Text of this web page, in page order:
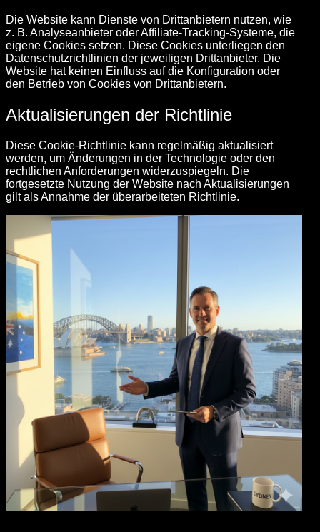
Die Website kann Dienste von Drittanbietern nutzen, wie
z. B. Analyseanbieter oder Affiliate-Tracking-Systeme, die
eigene Cookies setzen. Diese Cookies unterliegen den
Datenschutzrichtlinien der jeweiligen Drittanbieter. Die
Website hat keinen Einfluss auf die Konfiguration oder
den Betrieb von Cookies von Drittanbietern.
Aktualisierungen der Richtlinie
Diese Cookie-Richtlinie kann regelmäßig aktualisiert
werden, um Änderungen in der Technologie oder den
rechtlichen Anforderungen widerzuspiegeln. Die
fortgesetzte Nutzung der Website nach Aktualisierungen
gilt als Annahme der überarbeiteten Richtlinie.